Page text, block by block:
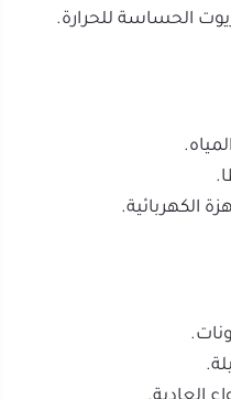
العادية.
الصوتية وهل
الصوتية تحوّل الماء
خيارًا عمليًا وآمنًا
رائحة لطيفة ومنتظمة،
أجهزة التكييف لفترات